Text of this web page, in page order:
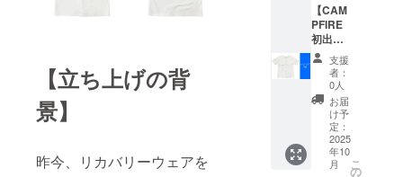
【立ち上げの背
景】
昨今、リカバリーウェアを
【CAM
PFIRE
初出し
商品】
メリハ
リ-T 1枚
いち早
くお楽
しみ頂
けま
す！ ※
ご要望
支援
者：
0人
お届
け予
定：
2025
年10
月
こ
の